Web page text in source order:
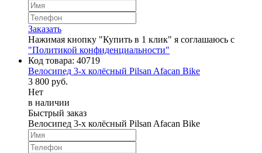
Заказать
Нажимая кнопку "Купить в 1 клик" я соглашаюсь с
"Политикой конфиденциальности"
Код товара: 40719
Велосипед 3-х колёсный Pilsan Afacan Bike
3 800 руб.
Нет
в наличии
Быстрый заказ
Велосипед 3-х колёсный Pilsan Afacan Bike